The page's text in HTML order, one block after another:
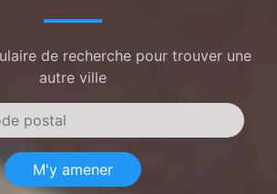
de recherche pour trouver une
autre ville
M'y amener